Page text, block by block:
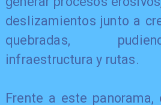
deslizamientos junto a
quebradas,
infraestructura y rutas.
Frente a este